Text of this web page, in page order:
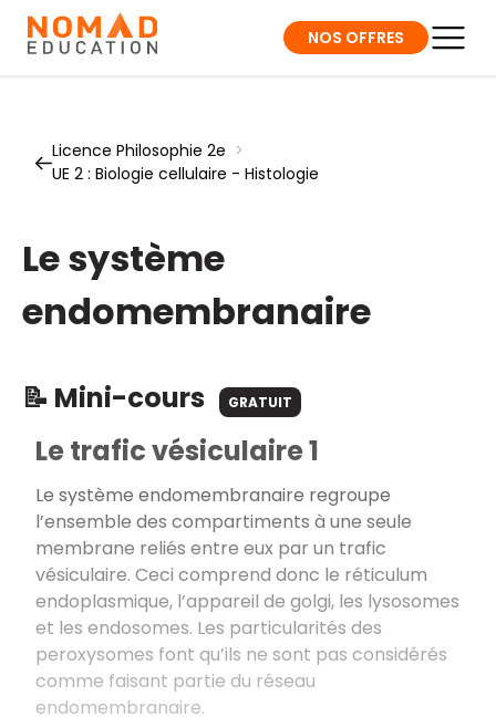
NOS OFFRES
Licence Philosophie 2e >
UE 2 : Biologie cellulaire - Histologie
Le système
endomembranaire
📝 Mini-cours GRATUIT
Le trafic vésiculaire 1
Le système endomembranaire regroupe
l’ensemble des compartiments à une seule
membrane reliés entre eux par un trafic
vésiculaire. Ceci comprend donc le réticulum
endoplasmique, l’appareil de golgi, les lysosomes
et les endosomes. Les particularités des
peroxysomes font qu’ils ne sont pas considérés
comme faisant partie du réseau
endomembranaire.